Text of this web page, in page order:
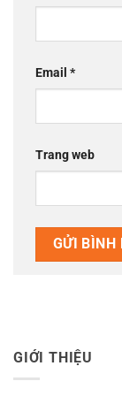
Email *
Trang web
GIỚI THIỆU